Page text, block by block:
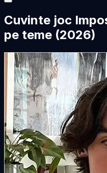
Cuvinte joc
pe teme (2026)